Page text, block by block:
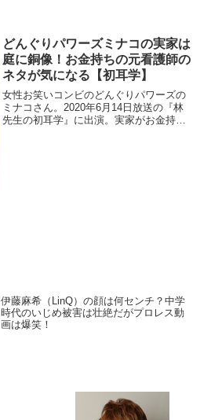
どんぐりパワーズミナコの実家は
庭に銅像！お金持ちの元看護師の
ネタが気になる【初耳学】
女性お笑いコンビのどんぐりパワーズの
ミナコさん。2020年6月14日放送の『林
先生の初耳学』に出演。実家がお金持ち
伊藤麻希（LinQ）の顔は何センチ？中学
時代のいじめ被害は壮絶だがプロレス動
画は爆笑！